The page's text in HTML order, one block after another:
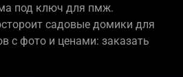
под ключ для пмж.
садовые домики для
с фото и ценами: заказать